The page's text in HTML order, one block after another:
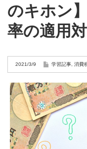
のキホン
率の適用
2021/3/9 学習記事 消費